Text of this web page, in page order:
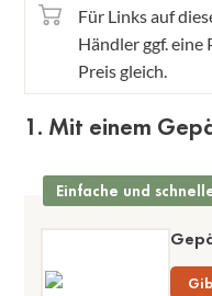
Für Links auf
Händler ggf. eine
Preis gleich.
1. Mit einem
Einfache und